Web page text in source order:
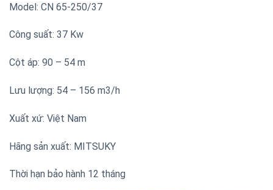
Model: CN 65-250/37
Công suất: 37 Kw
Cột áp: 90 – 54 m
Lưu lượng: 54 – 156 m3/h
Xuất xứ: Việt Nam
Hãng sản xuất: MITSUKY
Thời hạn bảo hành 12 tháng